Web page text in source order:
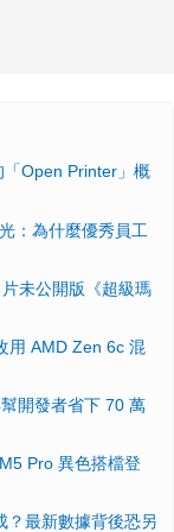
Open Printer」概
：為什麼優秀員工
未公開版《超級瑪
用 AMD Zen 6c 混
開發者省下 70 萬
Pro 異色搭檔登
？最新數據背後恐另